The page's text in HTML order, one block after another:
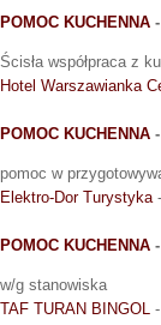
POMOC KUCHENNA
Ścisła współpraca z
Hotel Warszawianka
POMOC KUCHENNA
pomoc w
Elektro-Dor Turystyka-
POMOC KUCHENNA
w/g stanowiska
TAF TURAN BINGOL